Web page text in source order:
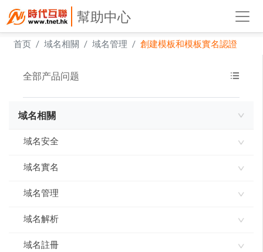
幫助中心
首页 域名相關 域名管理 創建模板和模板實名認證
全部产品问题
域名相關
域名安全
域名使用承諾書
域名指紋
域名實名
如何進行域名實名認證
實名製審核常見問題及解答
域名管理
網域到期刪除規則
域名到期刪除規則
域名解析
ddns-go內網穿透 實現動態IP
域名註冊